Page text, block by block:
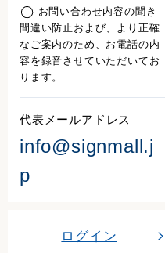
お問い合わせ内容の聞き
間違い防止および、より正確
なご案内のため、お電話の内
容を録音させていただいてお
ります。
代表メールアドレス
info@signmall.j
p
ログイン